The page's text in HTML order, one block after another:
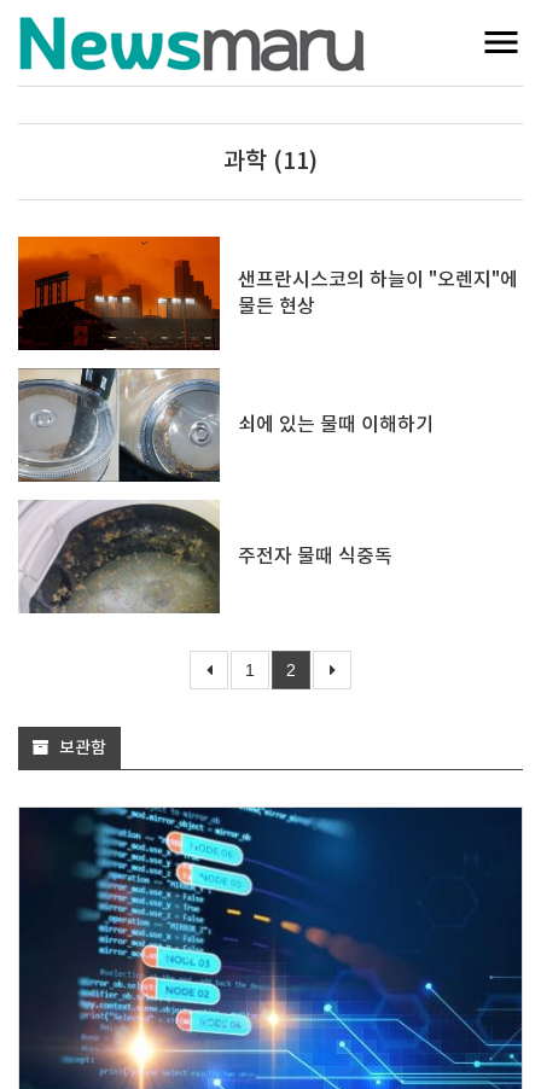
과학 (11)
샌프란시스코의 하늘이 "오렌지"에
물든 현상
쇠에 있는 물때 이해하기
주전자 물때 식중독
1 2
보관함